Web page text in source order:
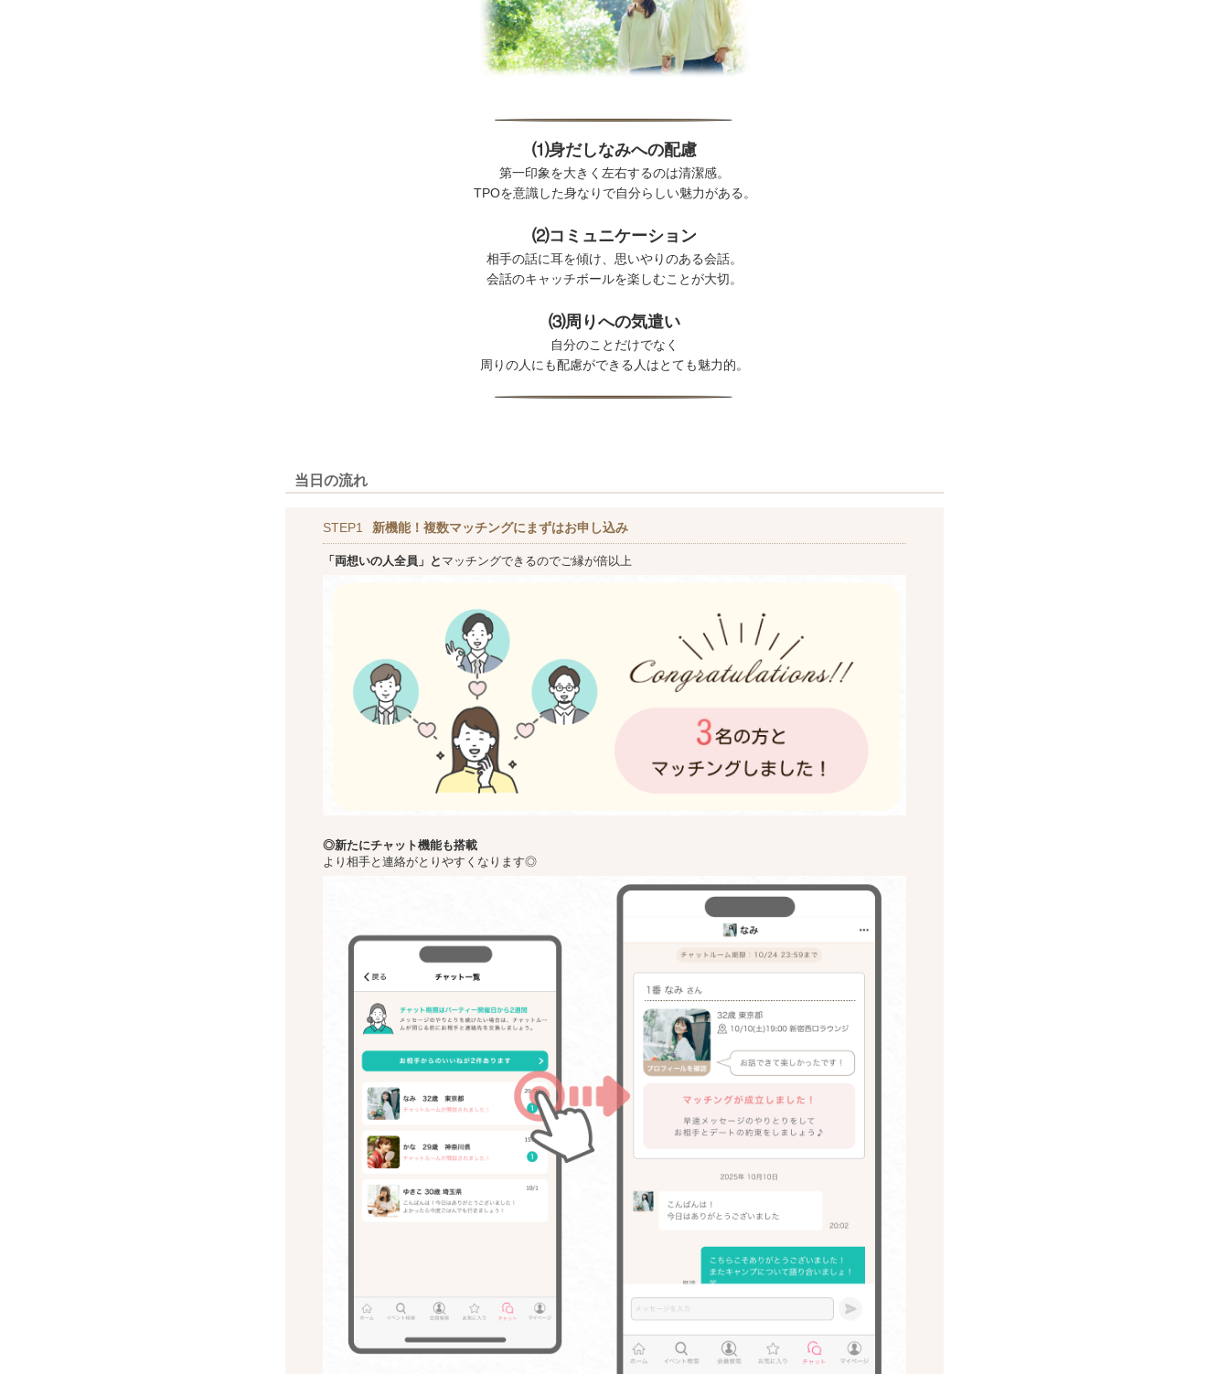
⑴身だしなみへの配慮
第一印象を大きく左右するのは清潔感。
TPOを意識した身なりで自分らしい魅力がある。
⑵コミュニケーション
相手の話に耳を傾け、思いやりのある会話。
会話のキャッチボールを楽しむことが大切。
⑶周りへの気遣い
自分のことだけでなく
周りの人にも配慮ができる人はとても魅力的。
当日の流れ
STEP1 新機能！複数マッチングにまずはお申し込み
「両想いの人全員」と マッチングできるのでご縁が倍以上
◎新たにチャット機能も搭載
より相手と連絡がとりやすくなります◎